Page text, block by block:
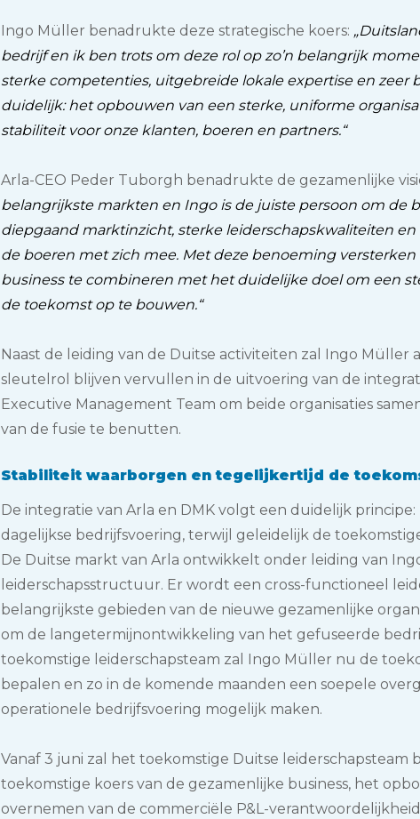
Ingo Müller benadrukte deze strategische koers:
bedrijf en ik ben trots om deze rol op zo’n belangrijk
sterke competenties, uitgebreide lokale expertise en zeer
duidelijk: het opbouwen van een sterke, uniforme
stabiliteit voor onze klanten, boeren en partners.“
Arla-CEO Peder Tuborgh benadrukte de gezamenlijke
belangrijkste markten en Ingo is de juiste persoon om de
diepgaand marktinzicht, sterke leiderschapskwaliteiten en
de boeren met zich mee. Met deze benoeming
business te combineren met het duidelijke doel om een
de toekomst op te bouwen.“
Naast de leiding van de Duitse activiteiten zal Ingo Müller
sleutelrol blijven vervullen in de uitvoering van de
Executive Management Team om beide organisaties
van de fusie te benutten.
Stabiliteit waarborgen en tegelijkertijd de
De integratie van Arla en DMK volgt een duidelijk
dagelijkse bedrijfsvoering, terwijl geleidelijk de
De Duitse markt van Arla ontwikkelt onder leiding van
leiderschapsstructuur. Er wordt een cross-functioneel
belangrijkste gebieden van de nieuwe gezamenlijke
om de langetermijnontwikkeling van het gefuseerde
toekomstige leiderschapsteam zal Ingo Müller nu de
bepalen en zo in de komende maanden een soepele
operationele bedrijfsvoering mogelijk maken.
Vanaf 3 juni zal het toekomstige Duitse
toekomstige koers van de gezamenlijke business, het
overnemen van de commerciële P&L-